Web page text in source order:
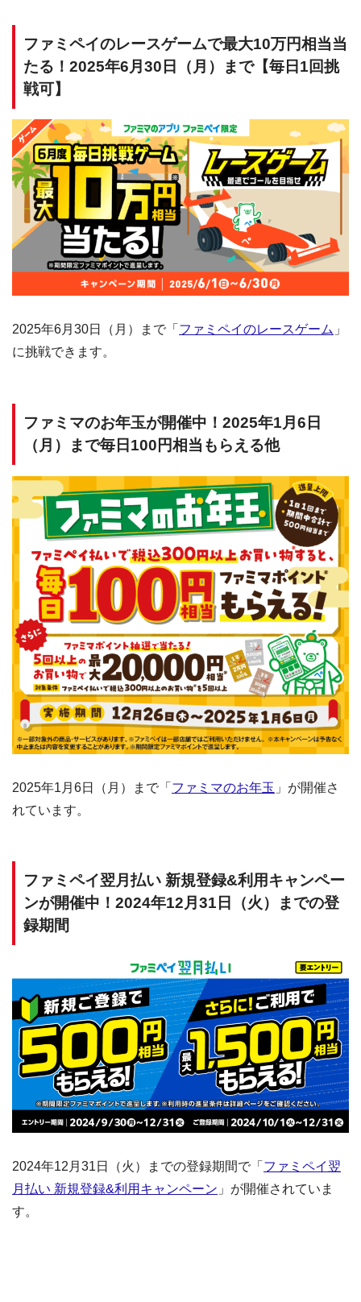
ファミペイのレースゲームで最大10万円相当当
たる！2025年6月30日（月）まで【毎日1回挑
戦可】
2025年6月30日（月）まで「 ファミペイのレースゲーム 」
に挑戦できます。
ファミマのお年玉が開催中！2025年1月6日
（月）まで毎日100円相当もらえる他
2025年1月6日（月）まで「 ファミマのお年玉 」が開催さ
れています。
ファミペイ翌月払い 新規登録&利用キャンペー
ンが開催中！2024年12月31日（火）までの登
録期間
2024年12月31日（火）までの登録期間で「 ファミペイ翌
月払い 新規登録&利用キャンペーン 」が開催されていま
す。